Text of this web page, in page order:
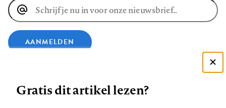
E-
mailadres
AANMELDEN
Zie onze cookie policy
Gratis dit artikel lezen?